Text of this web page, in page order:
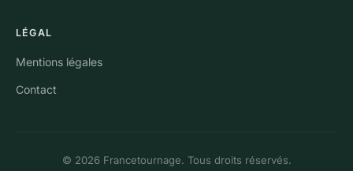
LÉGAL
Mentions légales
Contact
© 2026 Francetournage. Tous droits réservés.